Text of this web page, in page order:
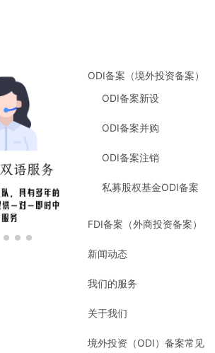
ODI备案（境外投资备案）
ODI备案新设
ODI备案并购
ODI备案注销
私募股权基金ODI备案
FDI备案（外商投资备案）
新闻动态
我们的服务
关于我们
境外投资（ODI）备案常见